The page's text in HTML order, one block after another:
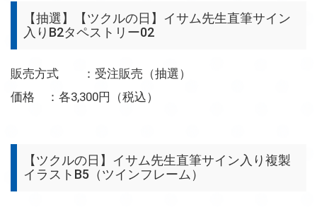
【抽選】【ツクルの日】イサム先生直筆サイン
入りB2タペストリー02
販売方式 ：受注販売（抽選）
価格 ：各3,300円（税込）
【ツクルの日】イサム先生直筆サイン入り複製
イラストB5（ツインフレーム）